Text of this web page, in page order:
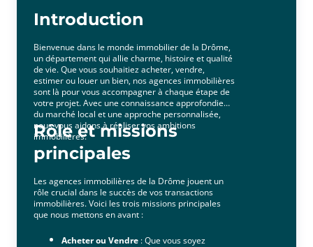
accompagnement sur vos projets de financement.
Que vous soyez propriétaire ou locataire,
dans notre équipe un partenaire de confiance.
Contactez-nous : 04 75 23 02 09Du lundi au
vendredi de 9h00 à 12h00 et de 13h45 à 17h45
Introduction
Bienvenue dans le monde immobilier de la Drôme,
un département qui allie charme, histoire et qualité
de vie. Que vous souhaitiez acheter, vendre,
estimer ou louer un bien, nos agences immobilières
sont là pour vous accompagner à chaque étape de
votre projet. Avec une connaissance approfondie
du marché local et une approche personnalisée,
nous vous aidons à réaliser vos ambitions
immobilières.
Rôle et missions
principales
Les agences immobilières de la Drôme jouent un
rôle crucial dans le succès de vos transactions
immobilières. Voici les trois missions principales
que nous mettons en avant :
Acheter ou Vendre : Que vous soyez